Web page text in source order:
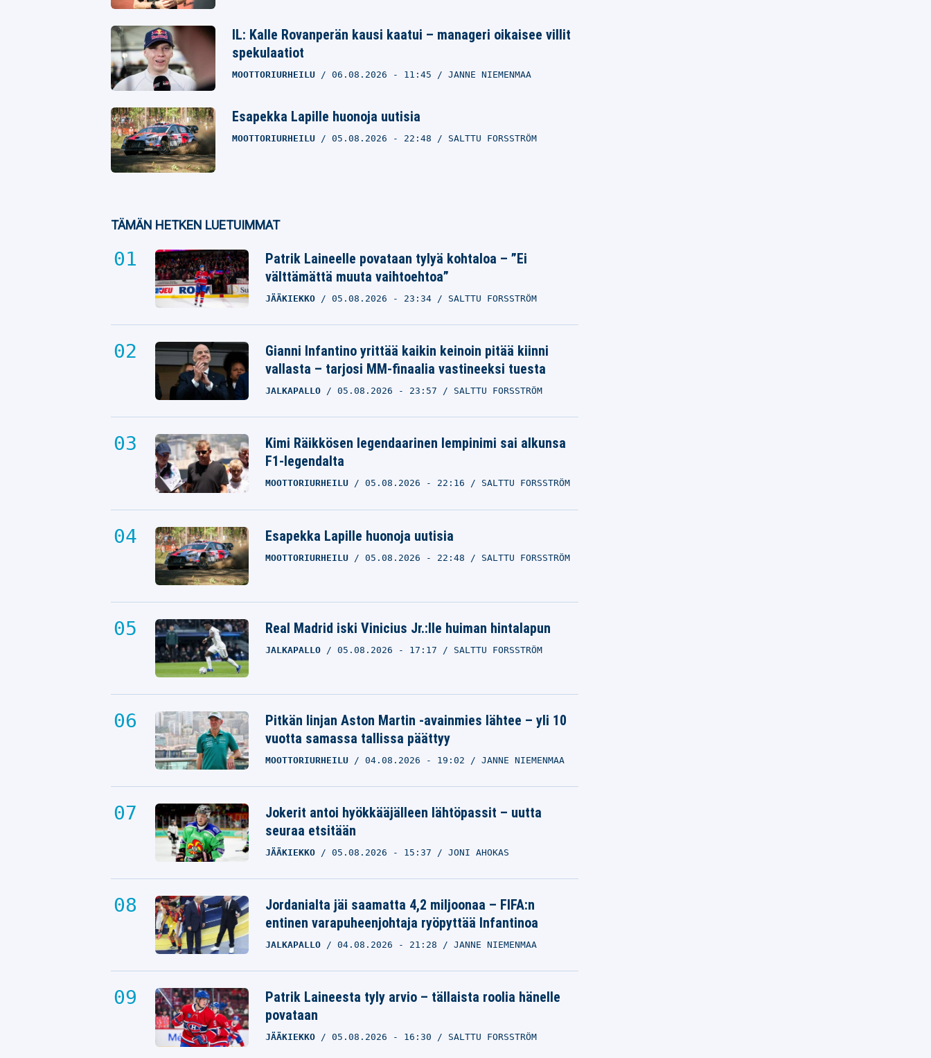
IL: Kalle Rovanperän kausi kaatui – manageri oikaisee villit
spekulaatiot
MOOTTORIURHEILU 06.08.2026 - 11:45 JANNE NIEMENMAA
Esapekka Lapille huonoja uutisia
MOOTTORIURHEILU 05.08.2026 - 22:48 SALTTU FORSSTRÖM
TÄMÄN HETKEN LUETUIMMAT
Patrik Laineelle povataan tylyä kohtaloa – ”Ei
välttämättä muuta vaihtoehtoa”
JÄÄKIEKKO 05.08.2026 - 23:34 SALTTU FORSSTRÖM
Gianni Infantino yrittää kaikin keinoin pitää kiinni
vallasta – tarjosi MM-finaalia vastineeksi tuesta
JALKAPALLO 05.08.2026 - 23:57 SALTTU FORSSTRÖM
Kimi Räikkösen legendaarinen lempinimi sai alkunsa
F1-legendalta
MOOTTORIURHEILU 05.08.2026 - 22:16 SALTTU FORSSTRÖM
Esapekka Lapille huonoja uutisia
MOOTTORIURHEILU 05.08.2026 - 22:48 SALTTU FORSSTRÖM
Real Madrid iski Vinicius Jr.:lle huiman hintalapun
JALKAPALLO 05.08.2026 - 17:17 SALTTU FORSSTRÖM
Pitkän linjan Aston Martin -avainmies lähtee – yli 10
vuotta samassa tallissa päättyy
MOOTTORIURHEILU 04.08.2026 - 19:02 JANNE NIEMENMAA
Jokerit antoi hyökkääjälleen lähtöpassit – uutta
seuraa etsitään
JÄÄKIEKKO 05.08.2026 - 15:37 JONI AHOKAS
Jordanialta jäi saamatta 4,2 miljoonaa – FIFA:n
entinen varapuheenjohtaja ryöpyttää Infantinoa
JALKAPALLO 04.08.2026 - 21:28 JANNE NIEMENMAA
Patrik Laineesta tyly arvio – tällaista roolia hänelle
povataan
JÄÄKIEKKO 05.08.2026 - 16:30 SALTTU FORSSTRÖM